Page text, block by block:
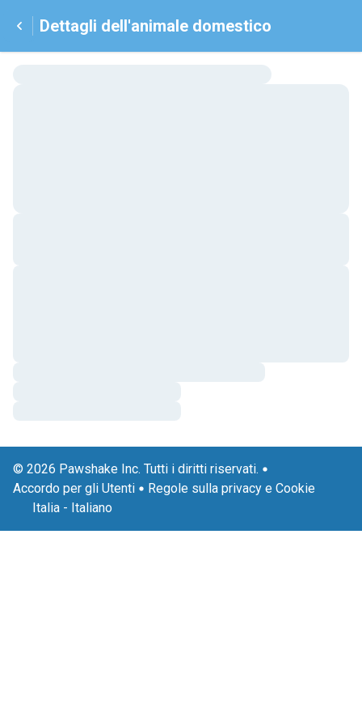
Dettagli dell'animale domestico
© 2026 Pawshake Inc. Tutti i diritti riservati.
Accordo per gli Utenti
Regole sulla privacy e Cookie
Italia - Italiano